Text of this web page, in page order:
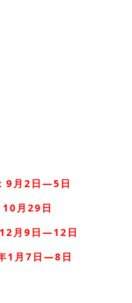
9月2日—5日
月29日
月9日—12日
1月7日—8日